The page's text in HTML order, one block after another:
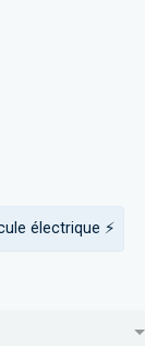
électrique ⚡️